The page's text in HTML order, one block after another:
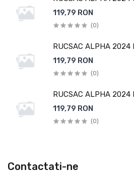
119,79 RON
(0)
RUCSAC ALPHA 2024
119,79 RON
(0)
RUCSAC ALPHA 2024
119,79 RON
(0)
Contactati-ne